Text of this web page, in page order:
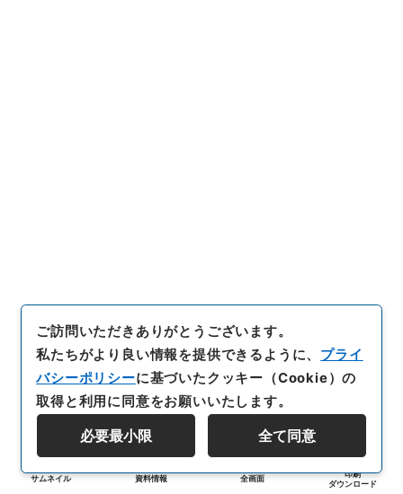
サムネイル 資料情報 全画面
印刷
ダウンロード
ご訪問いただきありがとうございます。
私たちがより良い情報を提供できるように、 プライ
バシーポリシーに基づいたクッキー（Cookie）の
取得と利用に同意をお願いいたします。
必要最小限 全て同意